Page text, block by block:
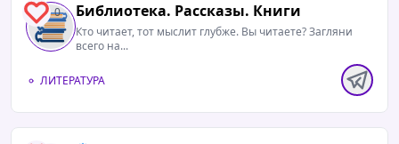
0 Библиотека. Рассказы. Книги
Кто читает, тот мыслит глубже. Вы читаете? Загляни
всего на...
ЛИТЕРАТУРА